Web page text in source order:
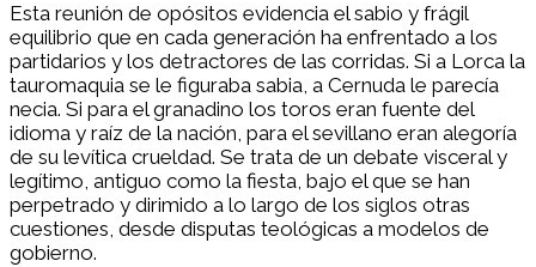
Esta reunión de opósitos evidencia el sabio y frágil
equilibrio que en cada generación ha enfrentado a los
partidarios y los detractores de las corridas. Si a Lorca la
tauromaquia se le figuraba sabia, a Cernuda le parecía
necia. Si para el granadino los toros eran fuente del
idioma y raíz de la nación, para el sevillano eran alegoría
de su levítica crueldad. Se trata de un debate visceral y
legítimo, antiguo como la fiesta, bajo el que se han
perpetrado y dirimido a lo largo de los siglos otras
cuestiones, desde disputas teológicas a modelos de
gobierno.